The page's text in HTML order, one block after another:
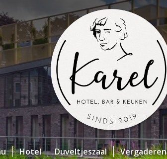
Hotel Duveltjeszaal Vergaderen